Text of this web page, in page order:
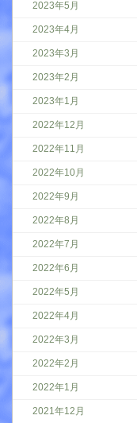
2023年5月
2023年4月
2023年3月
2023年2月
2023年1月
2022年12月
2022年11月
2022年10月
2022年9月
2022年8月
2022年7月
2022年6月
2022年5月
2022年4月
2022年3月
2022年2月
2022年1月
2021年12月